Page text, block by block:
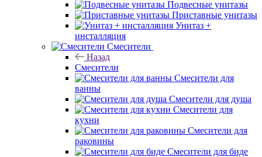
Подвесные унитазы
Приставные унитазы
Унитаз +
инсталляция
Смесители
Назад
Смесители
Смесители для
ванны
Смесители для душа
Смесители для
кухни
Смесители для
раковины
Смесители для биде